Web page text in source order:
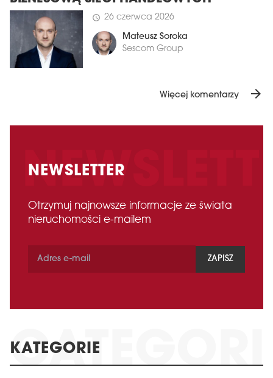
schedule 26 czerwca 2026
Mateusz Soroka
Sescom Group
Więcej komentarzy arrow_forward
NEWSLETTER
Otrzymuj najnowsze informacje ze świata
nieruchomości e-mailem
ZAPISZ
KATEGORIE